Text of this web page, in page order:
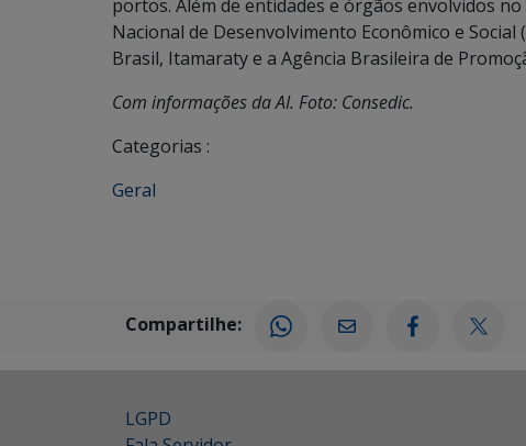
portos. Além de entidades e órgãos envolvidos
Nacional de Desenvolvimento Econômico e
Brasil, Itamaraty e a Agência Brasileira de
Com informações da AI. Foto: Consedic.
Categorias :
Geral
Compartilhe:
LGPD